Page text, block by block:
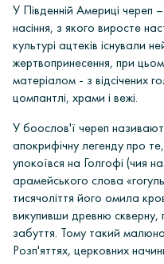
У Південній Америці череп
насіння, з якого виросте
культурі ацтеків існували
жертвопринесення, при
матеріалом - з відсічених
цомпантлі, храми і вежі.
У боослов'ї череп
апокрифічну легенду про
упокоївся на Голгофі (чия
арамейського слова
тисячоліття його омила
викупивши древню скверну,
забуття. Тому такий
Розп'яттях, церковних